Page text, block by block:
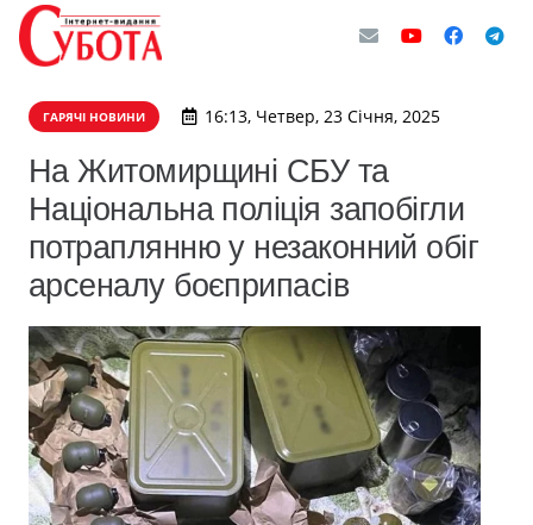
ГАРЯЧІ НОВИНИ 16:13, Четвер, 23 Січня, 2025
На Житомирщині СБУ та
Національна поліція запобігли
потраплянню у незаконний обіг
арсеналу боєприпасів